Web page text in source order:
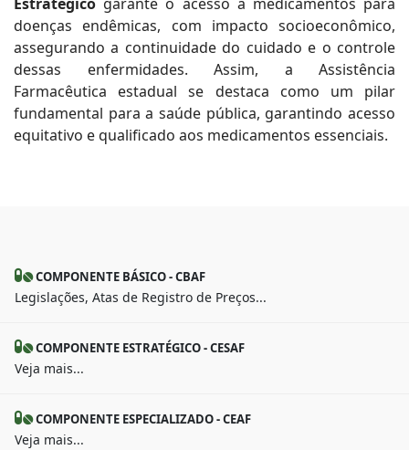
doenças endêmicas, com impacto socioeconômico,
assegurando a continuidade do cuidado e o controle
dessas enfermidades. Assim, a Assistência
Farmacêutica estadual se destaca como um pilar
fundamental para a saúde pública, garantindo acesso
equitativo e qualificado aos medicamentos essenciais.
COMPONENTE BÁSICO - CBAF
Legislações, Atas de Registro de Preços...
COMPONENTE ESTRATÉGICO - CESAF
Veja mais...
COMPONENTE ESPECIALIZADO - CEAF
Veja mais...